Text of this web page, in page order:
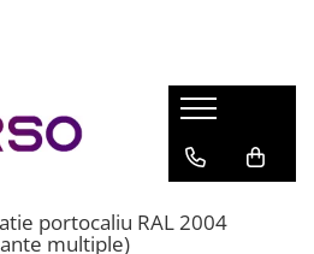
portocaliu RAL 2004
multiple)